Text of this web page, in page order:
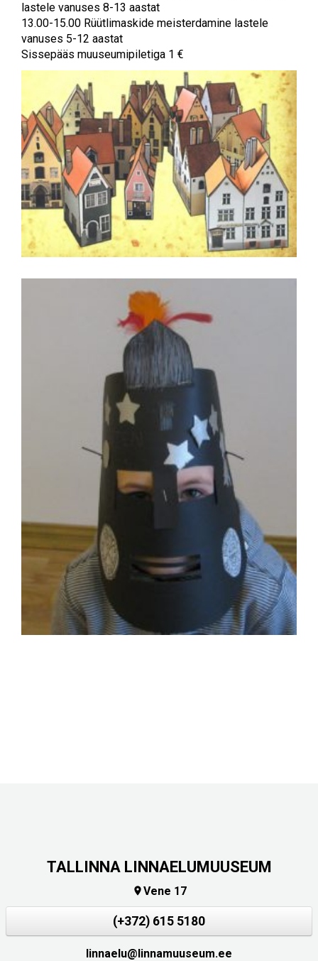
lastele vanuses 8-13 aastat
13.00-15.00 Rüütlimaskide meisterdamine lastele
vanuses 5-12 aastat
Sissepääs muuseumipiletiga 1 €
TALLINNA LINNAELUMUUSEUM
Vene 17
(+372) 615 5180
linnaelu@linnamuuseum.ee